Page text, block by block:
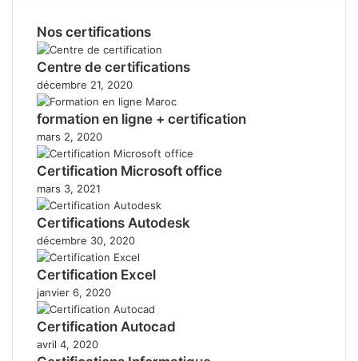
Nos certifications
Centre de certifications
décembre 21, 2020
formation en ligne + certification
mars 2, 2020
Certification Microsoft office
mars 3, 2021
Certifications Autodesk
décembre 30, 2020
Certification Excel
janvier 6, 2020
Certification Autocad
avril 4, 2020